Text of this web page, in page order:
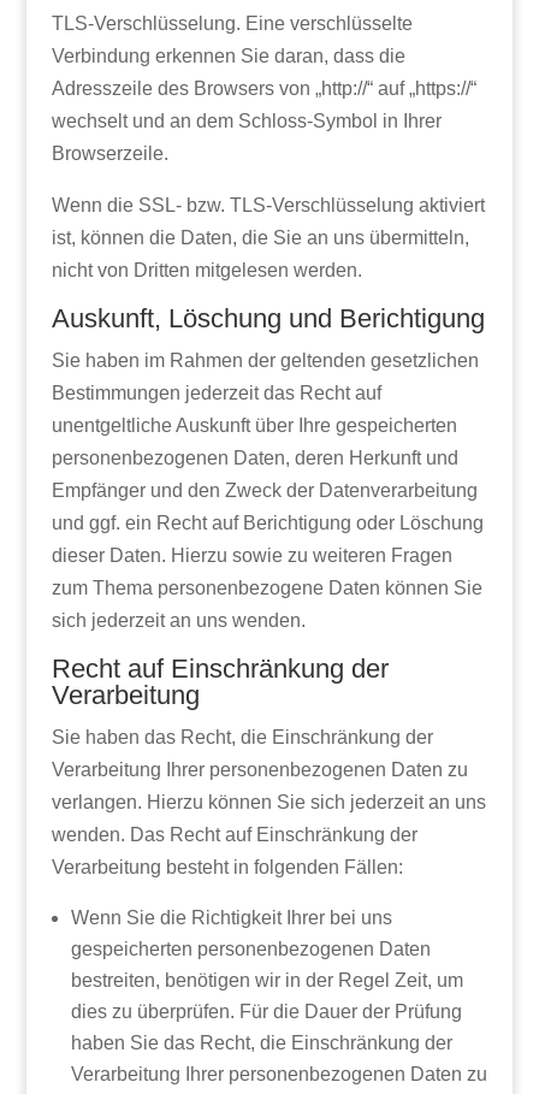
TLS-Verschlüsselung. Eine verschlüsselte
Verbindung erkennen Sie daran, dass die
Adresszeile des Browsers von „http://“ auf „https://“
wechselt und an dem Schloss-Symbol in Ihrer
Browserzeile.
Wenn die SSL- bzw. TLS-Verschlüsselung aktiviert
ist, können die Daten, die Sie an uns übermitteln,
nicht von Dritten mitgelesen werden.
Auskunft, Löschung und Berichtigung
Sie haben im Rahmen der geltenden gesetzlichen
Bestimmungen jederzeit das Recht auf
unentgeltliche Auskunft über Ihre gespeicherten
personenbezogenen Daten, deren Herkunft und
Empfänger und den Zweck der Datenverarbeitung
und ggf. ein Recht auf Berichtigung oder Löschung
dieser Daten. Hierzu sowie zu weiteren Fragen
zum Thema personenbezogene Daten können Sie
sich jederzeit an uns wenden.
Recht auf Einschränkung der
Verarbeitung
Sie haben das Recht, die Einschränkung der
Verarbeitung Ihrer personenbezogenen Daten zu
verlangen. Hierzu können Sie sich jederzeit an uns
wenden. Das Recht auf Einschränkung der
Verarbeitung besteht in folgenden Fällen:
Wenn Sie die Richtigkeit Ihrer bei uns
gespeicherten personenbezogenen Daten
bestreiten, benötigen wir in der Regel Zeit, um
dies zu überprüfen. Für die Dauer der Prüfung
haben Sie das Recht, die Einschränkung der
Verarbeitung Ihrer personenbezogenen Daten zu